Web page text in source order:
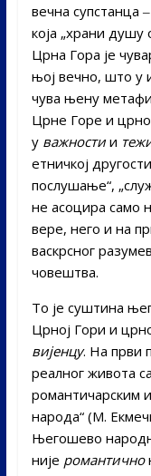
вечна супстанца
која „храни
Црна Гора је
њој вечно, што у
чува њену
Црне Горе и
у важностии
етничкој
послушање“,
не асоцира само
вере, него и на
васкрсног
човештва.
То је суштина
Црној Гори и
вијенцу. На први
реалног живота
романтичарским
народа“ (М.
Његошево
није романтично